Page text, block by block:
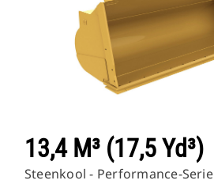
13,4 M³ (17,5 Yd³)
Steenkool - Performance-Serie